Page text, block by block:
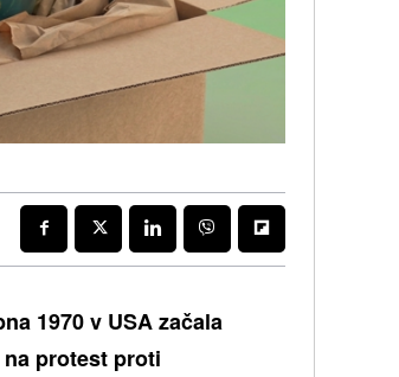
1970 v USA začala
protest proti